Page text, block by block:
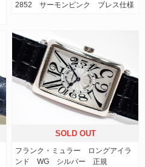
2852 サーモンピンク ブレス仕様
SOLD OUT
フランク・ミュラー ロングアイラ
ンド WG シルバー 正規